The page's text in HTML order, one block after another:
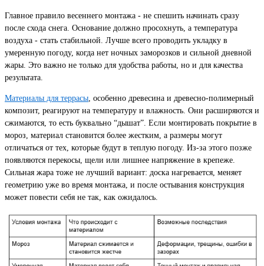
Главное правило весеннего монтажа - не спешить начинать сразу
после схода снега. Основание должно просохнуть, а температура
воздуха - стать стабильной. Лучше всего проводить укладку в
умеренную погоду, когда нет ночных заморозков и сильной дневной
жары. Это важно не только для удобства работы, но и для качества
результата.
Материалы для террасы , особенно древесина и древесно-полимерный
композит, реагируют на температуру и влажность. Они расширяются и
сжимаются, то есть буквально “дышат”. Если монтировать покрытие в
мороз, материал становится более жестким, а размеры могут
отличаться от тех, которые будут в теплую погоду. Из-за этого позже
появляются перекосы, щели или лишнее напряжение в крепеже.
Сильная жара тоже не лучший вариант: доска нагревается, меняет
геометрию уже во время монтажа, и после остывания конструкция
может повести себя не так, как ожидалось.